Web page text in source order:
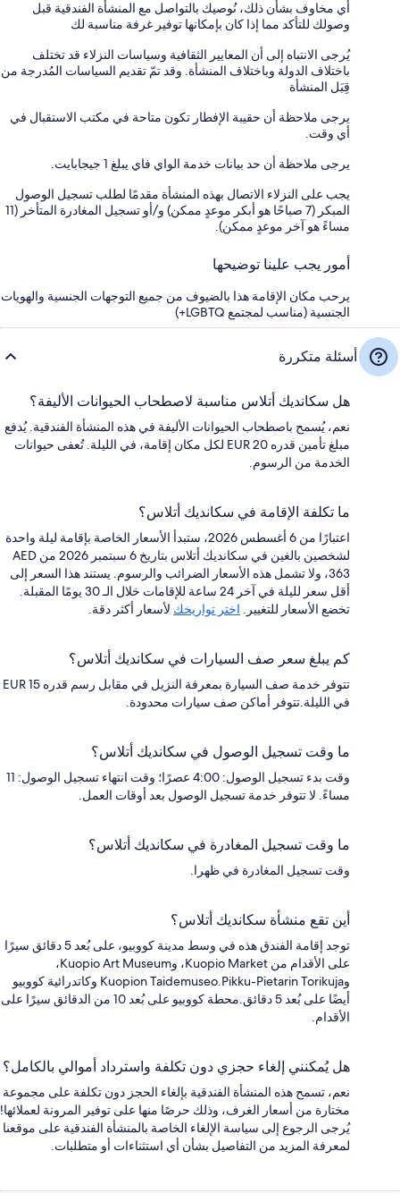
أي مخاوف بشأن ذلك، نُوصيك بالتواصل مع المنشأة الفندقية قبل
وصولك للتأكد مما إذا كان بإمكانها توفير غرفة مناسبة لك
يُرجى الانتباه إلى أن المعايير الثقافية وسياسات النزلاء قد تختلف
باختلاف الدولة وباختلاف المنشأة. وقد تمّ تقديم السياسات المُدرجة من
قِبَل المنشأة
يرجى ملاحظة أن حقيبة الإفطار تكون متاحة في مكتب الاستقبال في
أي وقت.
يرجى ملاحظة أن حد بيانات خدمة الواي فاي يبلغ 1 جيجابايت.
يجب على النزلاء الاتصال بهذه المنشأة مقدمًا لطلب تسجيل الوصول
المبكر (7 صباحًا هو أبكر موعدٍ ممكن) و/أو تسجيل المغادرة المتأخر (11
مساءً هو آخر موعدٍ ممكن).
أمور يجب علينا توضيحها
يرحب مكان الإقامة هذا بالضيوف من جميع التوجهات الجنسية والهويات
الجنسية (مناسب لمجتمع LGBTQ+)
أسئلة متكررة
هل سكانديك أتلاس مناسبة لاصطحاب الحيوانات الأليفة؟
نعم، يُسمح باصطحاب الحيوانات الأليفة في هذه المنشأة الفندقية. يُدفع
مبلغ تأمين قدره EUR 20 لكل مكان إقامة، في الليلة. تُعفى حيوانات
الخدمة من الرسوم.
ما تكلفة الإقامة في سكانديك أتلاس؟
اعتبارًا من 6 أغسطس 2026، ستبدأ الأسعار الخاصة بإقامة ليلة واحدة
لشخصين بالغين في سكانديك أتلاس بتاريخ 6 سبتمبر 2026 من AED
363، ولا تشمل هذه الأسعار الضرائب والرسوم. يستند هذا السعر إلى
أقل سعر لليلة في آخر 24 ساعة للإقامات خلال الـ 30 يومًا المقبلة.
تخضع الأسعار للتغيير. اختر تواريخك لأسعار أكثر دقة.
كم يبلغ سعر صف السيارات في سكانديك أتلاس؟
تتوفر خدمة صف السيارة بمعرفة النزيل في مقابل رسم قدره EUR 15
في الليلة.تتوفر أماكن صف سيارات محدودة.
ما وقت تسجيل الوصول في سكانديك أتلاس؟
وقت بدء تسجيل الوصول: 4:00 عصرًا؛ وقت انتهاء تسجيل الوصول: 11
مساءً. لا تتوفر خدمة تسجيل الوصول بعد أوقات العمل.
ما وقت تسجيل المغادرة في سكانديك أتلاس؟
وقت تسجيل المغادرة في ظهرا.
أين تقع منشأة سكانديك أتلاس؟
توجد إقامة الفندق هذه في وسط مدينة كووبيو، على بُعد 5 دقائق سيرًا
على الأقدام من Kuopio Market، وKuopio Art Museum،
وKuopion Taidemuseo.Pikku-Pietarin Torikuja وكاتدرائية كووبيو
أيضًا على بُعد 5 دقائق.محطة كووبيو على بُعد 10 من الدقائق سيرًا على
الأقدام.
هل يُمكنني إلغاء حجزي دون تكلفة واسترداد أموالي بالكامل؟
نعم، تسمح هذه المنشأة الفندقية بإلغاء الحجز دون تكلفة على مجموعة
مختارة من أسعار الغرف، وذلك حرصًا منها على توفير المرونة لعملائها!
يُرجى الرجوع إلى سياسة الإلغاء الخاصة بالمنشأة الفندقية على موقعنا
لمعرفة المزيد من التفاصيل بشأن أي استثناءات أو متطلبات.